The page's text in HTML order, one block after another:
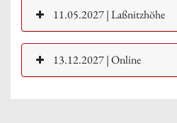
11.05.2027 | Laßnitzhöhe
13.12.2027 | Online